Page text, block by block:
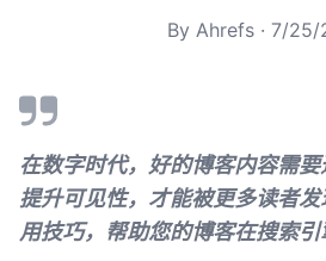
By Ahrefs · 7/25/
在数字时代，好的博客内容需
提升可见性，才能被更多读者
用技巧，帮助您的博客在搜索引